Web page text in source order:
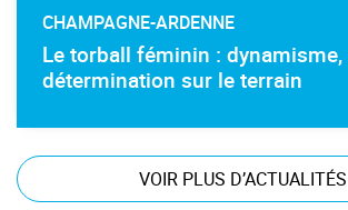
CHAMPAGNE-ARDENNE
Le torball féminin :
détermination sur le terrain
VOIR PLUS D’ACTUALITÉS